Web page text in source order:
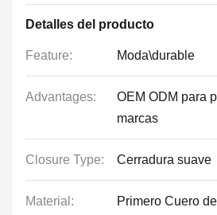
Detalles del producto
Feature: Moda\durable
Advantages:
OEM ODM para
marcas
Closure Type: Cerradura suave
Material:
Primero Cuero